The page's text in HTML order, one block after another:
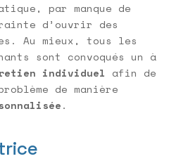
par manque de
d’ouvrir des
Au mieux, tous les
sont convoqués un à
individuel afin de
de manière
.